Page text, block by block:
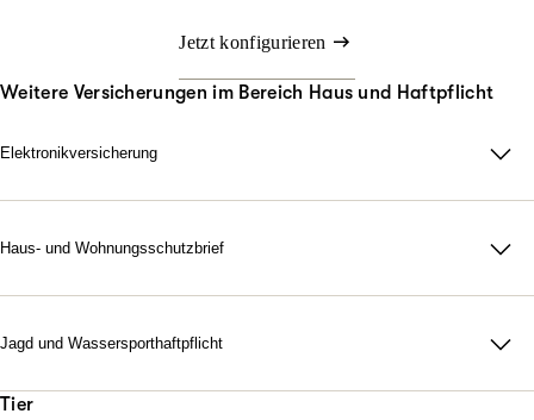
Jetzt konfigurieren
Weitere Versicherungen im Bereich Haus und Haftpflicht
Elektronikversicherung
Bei uns können Sie mit der Elektronikversicherung nahezu alle
versichern. Damit wollen wir Sie vor hohen Kosten schützen,
Haus- und Wohnungsschutzbrief
zu Hause Not am Mann ist, rufen Sie einfach an. Den Rest
die Kosten.
Jagd und Wassersporthaftpflicht
Schadenersatzansprüche nach sich ziehen. Als Verursacher
Tier